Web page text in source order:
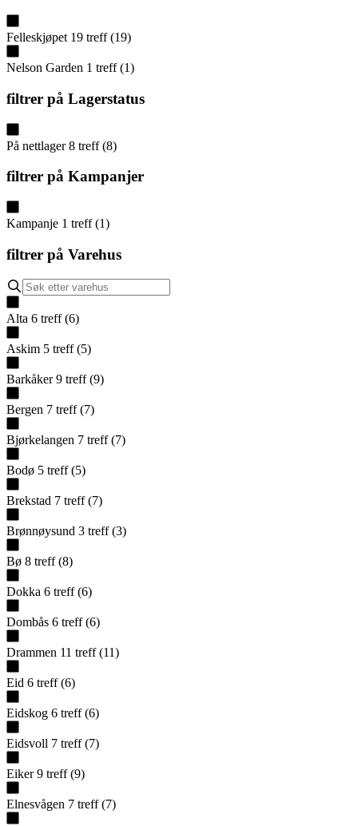
Felleskjøpet 19 treff (19)
Nelson Garden 1 treff (1)
filtrer på Lagerstatus
På nettlager 8 treff (8)
filtrer på Kampanjer
Kampanje 1 treff (1)
filtrer på Varehus
Alta 6 treff (6)
Askim 5 treff (5)
Barkåker 9 treff (9)
Bergen 7 treff (7)
Bjørkelangen 7 treff (7)
Bodø 5 treff (5)
Brekstad 7 treff (7)
Brønnøysund 3 treff (3)
Bø 8 treff (8)
Dokka 6 treff (6)
Dombås 6 treff (6)
Drammen 11 treff (11)
Eid 6 treff (6)
Eidskog 6 treff (6)
Eidsvoll 7 treff (7)
Eiker 9 treff (9)
Elnesvågen 7 treff (7)